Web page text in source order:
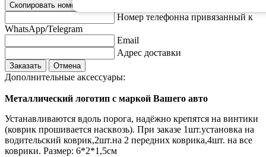
Скопировать номер
Номер телефонна привязанный к
WhatsApp/Telegram
Email
Адрес доставки
Заказать Отмена
Дополнительные аксессуары:
Металлический логотип с маркой Вашего авто
Устанавливаются вдоль порога, надёжно крепятся на винтики
(коврик прошивается насквозь). При заказе 1шт.установка на
водительский коврик,2шт.на 2 передних коврика,4шт. на все
коврики. Размер: 6*2*1,5см